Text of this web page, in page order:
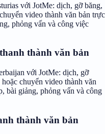
với JotMe: dịch, gỡ băng,
video thành văn bản trực
phỏng vấn và công việc
thành văn bản
với JotMe: dịch, gỡ
chuyển video thành văn
bài giảng, phỏng vấn và công
thành văn bản